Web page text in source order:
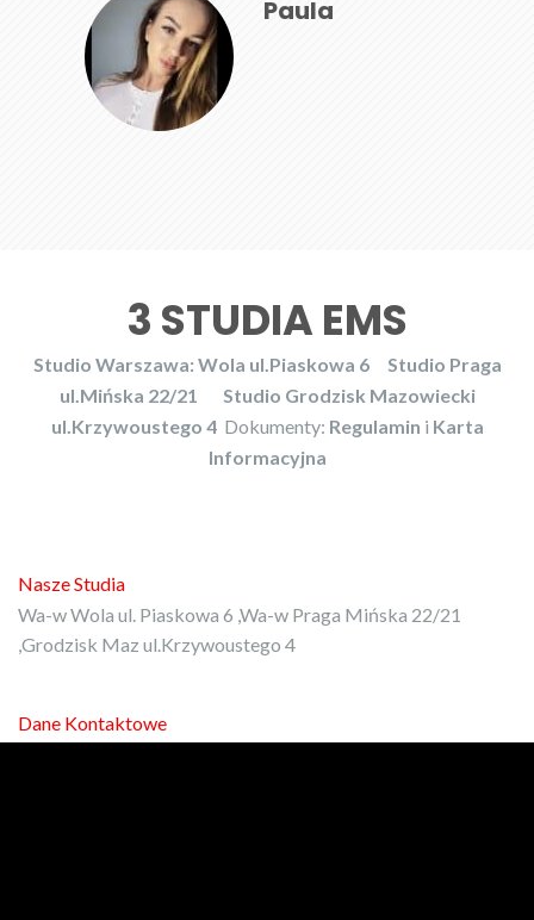
Paula
3 STUDIA EMS
Studio Warszawa: Wola ul.Piaskowa 6
Studio Praga
ul.Mińska 22/21
Studio Grodzisk Mazowiecki
ul.Krzywoustego 4 Dokumenty: Regulamin i Karta
Informacyjna
Nasze Studia
Wa-w Wola ul. Piaskowa 6 ,Wa-w Praga Mińska 22/21
,Grodzisk Maz ul.Krzywoustego 4
Dane Kontaktowe